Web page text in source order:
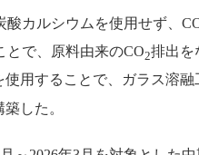
カルシウムを使用せず、
とで、原料由来のCO2排出を
使用することで、ガラス溶
した。